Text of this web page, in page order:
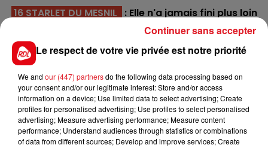
16 STARLET DU MESNIL
: Elle n'a jamais fini plus loin
que 5éme en 16 tentatives et c'est une trés bonne
sauteuse. En bas de tableau, c'est une 4/5 éme
place.
15 NOBLE YEATS: La distance sera un avantage pour
lui, et l'un des meilleurs étrangers dans ce quinté. Il
peut venir brouiller les cartes
**********
Le respect de votre vie privée est notre priorité
We and our (447) partnersdo the following data processing based on
your consent and/or our legitimate interest: Store and/or access
information on a device; Use limited data to select advertising; Create
profiles for personalised advertising; Use profiles to select personalised
advertising; Measure advertising performance; Measure content
performance; Understand audiences through statistics or combinations
of data from different sources; Develop and improve services; Create
Continuer sans accepter